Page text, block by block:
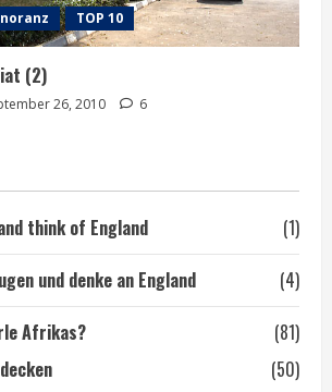
TOP 10
(2)
26, 2010 6
think of England
(1)
und denke an England
(4)
Afrikas?
(81)
(50)